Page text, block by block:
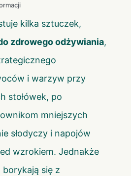
kilka sztuczek,
zdrowego odżywiania,
i warzyw przy
stołówek, po
mniejszych
słodyczy i napojów
wzrokiem. Jednakże
się z